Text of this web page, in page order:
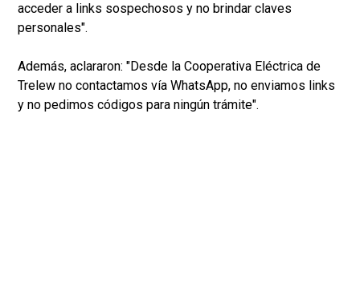
acceder a links sospechosos y no brindar claves
personales".
Además, aclararon: "Desde la Cooperativa Eléctrica de
Trelew no contactamos vía WhatsApp, no enviamos links
y no pedimos códigos para ningún trámite".